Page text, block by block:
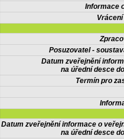
Informace
Posuzovatel -
Datum zveřejnění
na úřední desce
Termín pro
Datum zveřejnění informace o
na úřední desce